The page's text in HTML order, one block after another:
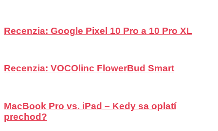
Recenzia: Google Pixel 10 Pro a 10 Pro XL
Recenzia: VOCOlinc FlowerBud Smart
MacBook Pro vs. iPad – Kedy sa oplatí
prechod?